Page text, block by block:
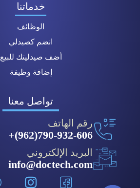
خدماتنا
الوظائف
انضم كصيدلي
أضف صيدليتك للبيع
إضافة وظيفة
تواصل معنا
رقم الهاتف
790-932-606(962)+
البريد الإلكتروني
info@doctech.com